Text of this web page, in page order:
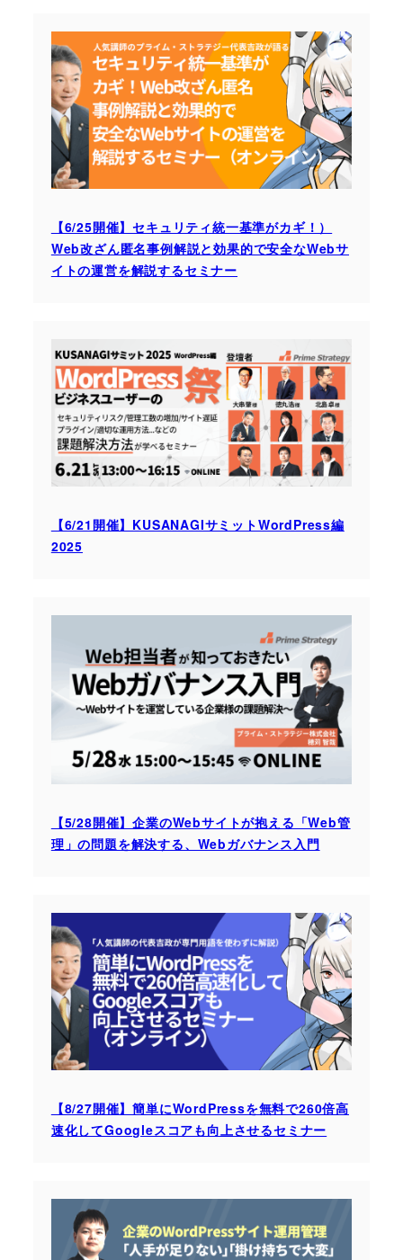
【6/25開催】セキュリティ統一基準がカギ！）
Web改ざん匿名事例解説と効果的で安全なWebサ
イトの運営を解説するセミナー
【6/21開催】KUSANAGIサミットWordPress編
2025
【5/28開催】企業のWebサイトが抱える「Web管
理」の問題を解決する、Webガバナンス入門
【8/27開催】簡単にWordPressを無料で260倍高
速化してGoogleスコアも向上させるセミナー